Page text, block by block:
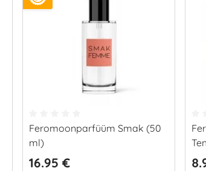
Feromoonparfüüm Smak (50
ml)
16.95 €